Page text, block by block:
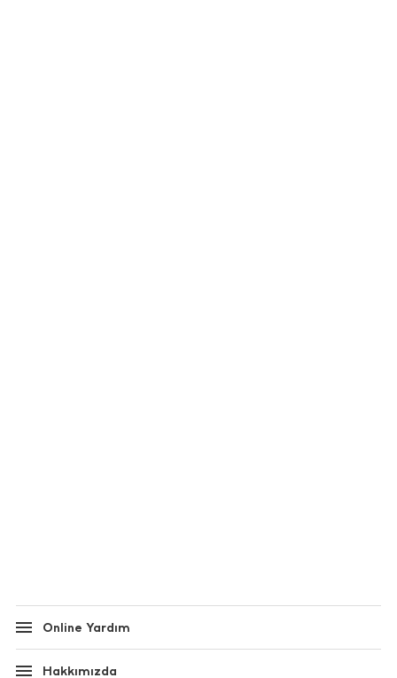
Online Yardım
Hakkımızda